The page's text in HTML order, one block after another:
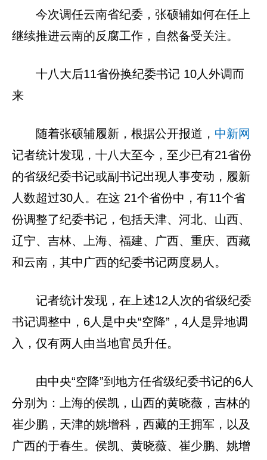
今次调任云南省纪委，张硕辅如何在任上
继续推进云南的反腐工作，自然备受关注。
十八大后11省份换纪委书记 10人外调而
来
随着张硕辅履新，根据公开报道， 中新网
记者统计发现，十八大至今，至少已有21省份
的省级纪委书记或副书记出现人事变动，履新
人数超过30人。在这 21个省份中，有11个省
份调整了纪委书记，包括天津、河北、山西、
辽宁、吉林、上海、福建、广西、重庆、西藏
和云南，其中广西的纪委书记两度易人。
记者统计发现，在上述12人次的省级纪委
书记调整中，6人是中央“空降”，4人是异地调
入，仅有两人由当地官员升任。
由中央“空降”到地方任省级纪委书记的6人
分别为：上海的侯凯，山西的黄晓薇，吉林的
崔少鹏，天津的姚增科，西藏的王拥军，以及
广西的于春生。侯凯、黄晓薇、崔少鹏、姚增